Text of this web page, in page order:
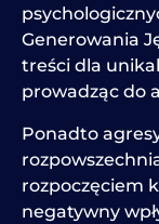
Generowania
treści dla
prowadząc do
Ponadto
rozpoczęciem
negatywny